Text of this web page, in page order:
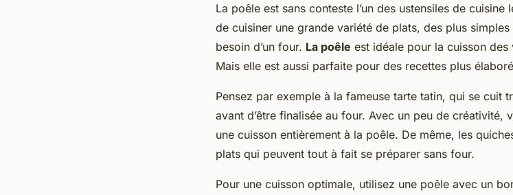
La poêle est sans conteste l’un des ustensiles de
de cuisiner une grande variété de plats, des plus
besoin d’un four. La poêle est idéale pour la cuisson
Mais elle est aussi parfaite pour des recettes plus
Pensez par exemple à la fameuse tarte tatin, qui se cuit
avant d’être finalisée au four. Avec un peu de
une cuisson entièrement à la poêle. De même, les
plats qui peuvent tout à fait se préparer sans four.
Pour une cuisson optimale, utilisez une poêle avec un